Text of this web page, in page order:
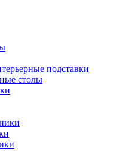
подставки
столы